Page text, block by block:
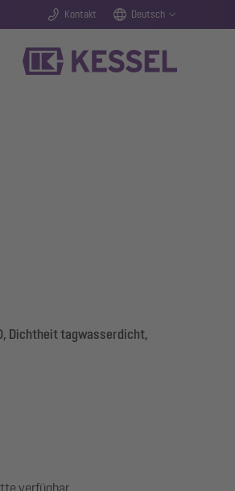
Kontakt Deutsch
Dichtheit tagwasserdicht,
verfügbar